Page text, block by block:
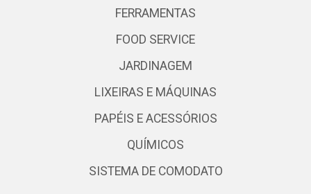
FERRAMENTAS
FOOD SERVICE
JARDINAGEM
LIXEIRAS E MÁQUINAS
PAPÉIS E ACESSÓRIOS
QUÍMICOS
SISTEMA DE COMODATO